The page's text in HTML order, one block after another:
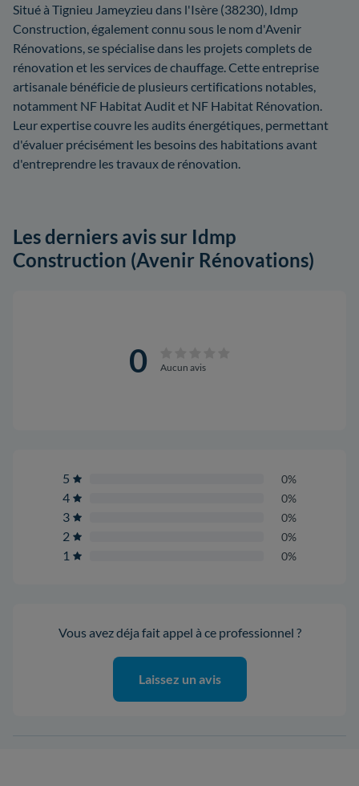
Situé à Tignieu Jameyzieu dans l'Isère (38230), Idmp
Construction, également connu sous le nom d'Avenir
Rénovations, se spécialise dans les projets complets de
rénovation et les services de chauffage. Cette entreprise
artisanale bénéficie de plusieurs certifications notables,
notamment NF Habitat Audit et NF Habitat Rénovation.
Leur expertise couvre les audits énergétiques, permettant
d'évaluer précisément les besoins des habitations avant
d'entreprendre les travaux de rénovation.
Les derniers avis sur Idmp
Construction (Avenir Rénovations)
0 Aucun avis
5 0%
4 0%
3 0%
2 0%
1 0%
Vous avez déja fait appel à ce professionnel ?
Laissez un avis